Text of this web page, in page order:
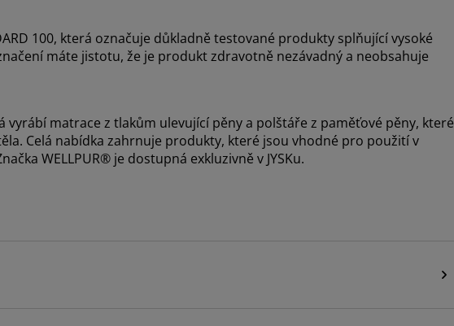
100, která označuje důkladně testované produkty splňující vysoké
máte jistotu, že je produkt zdravotně nezávadný a neobsahuje
vyrábí matrace z tlakům ulevující pěny a polštáře z paměťové pěny, které
Celá nabídka zahrnuje produkty, které jsou vhodné pro použití v
WELLPUR® je dostupná exkluzivně v JYSKu.